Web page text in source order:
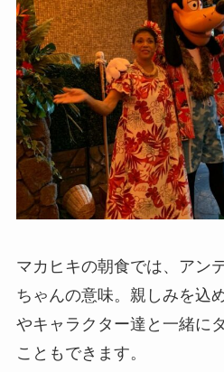
マカヒキの朝食では、アン
ちゃんの意味。親しみを込
やキャラクター達と一緒に
こともできます。